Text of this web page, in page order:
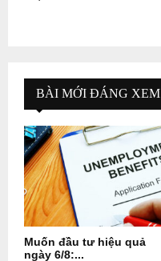
BÀI MỚI ĐÁNG XEM
Muốn đầu tư hiệu quả
ngày 6/8:...